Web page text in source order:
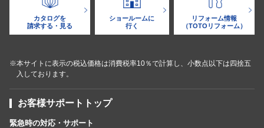
カタログを
請求する・見る
ショールームに
行く
リフォーム情報
（TOTOリフォーム）
※本サイトに表示の税込価格は消費税率10％で計算し、小数点以下は四捨五
入しております。
お客様サポートトップ
緊急時の対応・サポート